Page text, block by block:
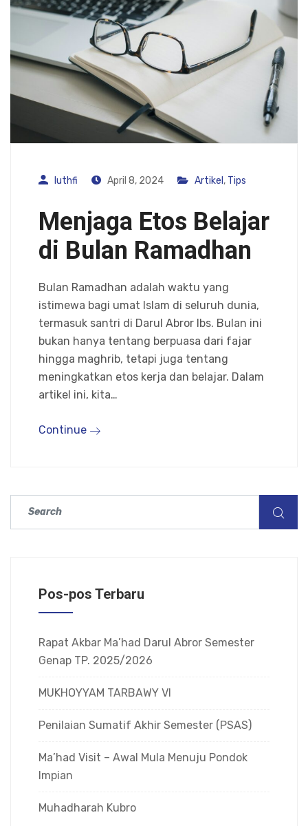
luthfi April 8, 2024 Artikel , Tips
Menjaga Etos Belajar
di Bulan Ramadhan
Bulan Ramadhan adalah waktu yang
istimewa bagi umat Islam di seluruh dunia,
termasuk santri di Darul Abror Ibs. Bulan ini
bukan hanya tentang berpuasa dari fajar
hingga maghrib, tetapi juga tentang
meningkatkan etos kerja dan belajar. Dalam
artikel ini, kita…
Continue
Pos-pos Terbaru
Rapat Akbar Ma’had Darul Abror Semester
Genap TP. 2025/2026
MUKHOYYAM TARBAWY VI
Penilaian Sumatif Akhir Semester (PSAS)
Ma’had Visit – Awal Mula Menuju Pondok
Impian
Muhadharah Kubro